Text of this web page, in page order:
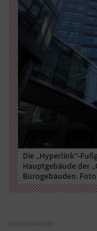
am
Die „Hyperlink“-
Hauptgebäude der
Bürogebäuden.